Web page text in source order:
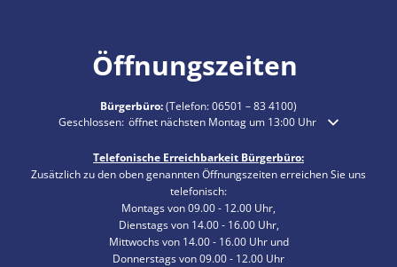
Öffnungszeiten
Bürgerbüro:(Telefon:06501 – 83 4100)
Klicken, um weitere Öffnungs- oder Schließzeiten auszublenden
Geschlossen: öffnet nächsten Montag um 13:00 Uhr
Telefonische Erreichbarkeit Bürgerbüro:
Zusätzlich zu den oben genannten Öffnungszeiten erreichen Sie uns
telefonisch:
Montags von 09.00 - 12.00 Uhr,
Dienstags von 14.00 - 16.00 Uhr,
Mittwochs von 14.00 - 16.00 Uhr und
Donnerstags von 09.00 - 12.00 Uhr